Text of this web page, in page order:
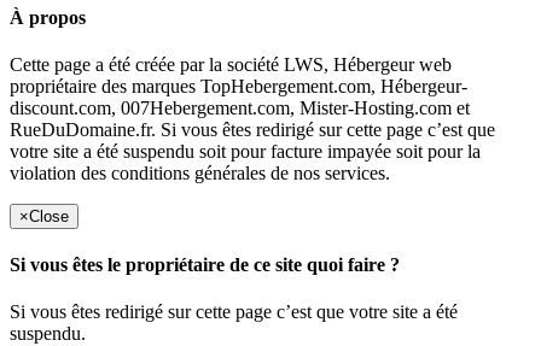
À propos
Cette page a été créée par la société LWS, Hébergeur web
propriétaire des marques TopHebergement.com, Hébergeur-
discount.com, 007Hebergement.com, Mister-Hosting.com et
RueDuDomaine.fr. Si vous êtes redirigé sur cette page c’est que
votre site a été suspendu soit pour facture impayée soit pour la
violation des conditions générales de nos services.
×Close
Si vous êtes le propriétaire de ce site quoi faire ?
Si vous êtes redirigé sur cette page c’est que votre site a été
suspendu.